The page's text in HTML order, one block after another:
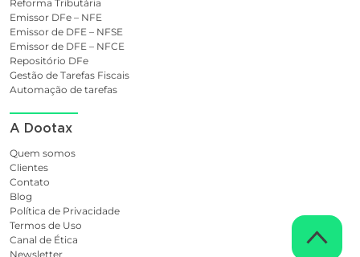
Reforma Tributária
Emissor DFe – NFE
Emissor de DFE – NFSE
Emissor de DFE – NFCE
Repositório DFe
Gestão de Tarefas Fiscais
Automação de tarefas
A Dootax
Quem somos
Clientes
Contato
Blog
Política de Privacidade
Termos de Uso
Canal de Ética
Newsletter